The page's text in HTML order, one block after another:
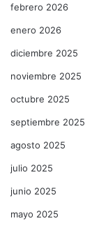
febrero 2026
enero 2026
diciembre 2025
noviembre 2025
octubre 2025
septiembre 2025
agosto 2025
julio 2025
junio 2025
mayo 2025